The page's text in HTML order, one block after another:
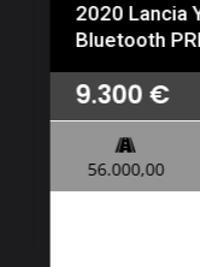
2020 Lancia
Bluetooth
9.300€
56.000,00